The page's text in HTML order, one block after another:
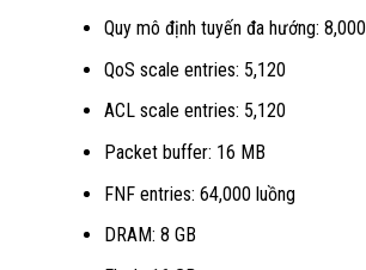
Quy mô định tuyến đa hướng: 8,000
QoS scale entries: 5,120
ACL scale entries: 5,120
Packet buffer: 16 MB
FNF entries: 64,000 luồng
DRAM: 8 GB